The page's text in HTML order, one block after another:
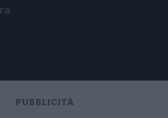
PUBBLICITÀ